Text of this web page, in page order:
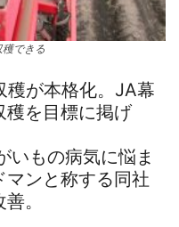
できる
が本格化。JA幕
を目標に掲げ
もの病気に悩ま
マンと称する同社
。